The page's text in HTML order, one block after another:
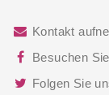
Kontakt
Besuchen
Folgen Sie